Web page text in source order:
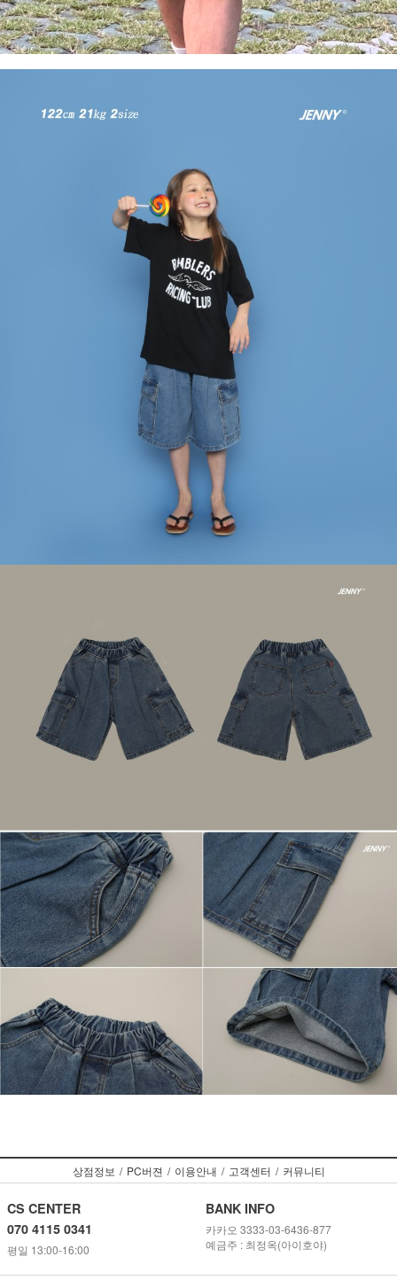
상점정보 / PC버젼 / 이용안내 / 고객센터 / 커뮤니티
CS CENTER
070 4115 0341
평일 13:00-16:00
BANK INFO
카카오 3333-03-6436-877
예금주 : 최정옥(아이호야)